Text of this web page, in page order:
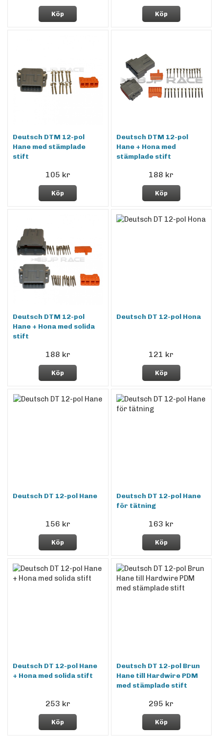
Köp Köp
Deutsch DTM 12-pol
Hane med stämplade
stift
105 kr
Köp
Deutsch DTM 12-pol
Hane + Hona med
stämplade stift
188 kr
Köp
Deutsch DTM 12-pol
Hane + Hona med solida
stift
188 kr
Köp
Deutsch DT 12-pol Hona
121 kr
Köp
Deutsch DT 12-pol Hane
156 kr
Köp
Deutsch DT 12-pol Hane
för tätning
163 kr
Köp
Deutsch DT 12-pol Hane
+ Hona med solida stift
253 kr
Köp
Deutsch DT 12-pol Brun
Hane till Hardwire PDM
med stämplade stift
295 kr
Köp